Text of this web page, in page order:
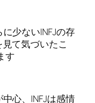
少ないINFJの存
て気づいたこ
す
心、INFJは感情